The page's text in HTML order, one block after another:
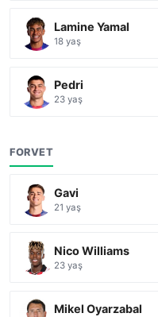
Lamine Yamal
18 yaş
Pedri
23 yaş
FORVET
Gavi
21 yaş
Nico Williams
23 yaş
Mikel Oyarzabal